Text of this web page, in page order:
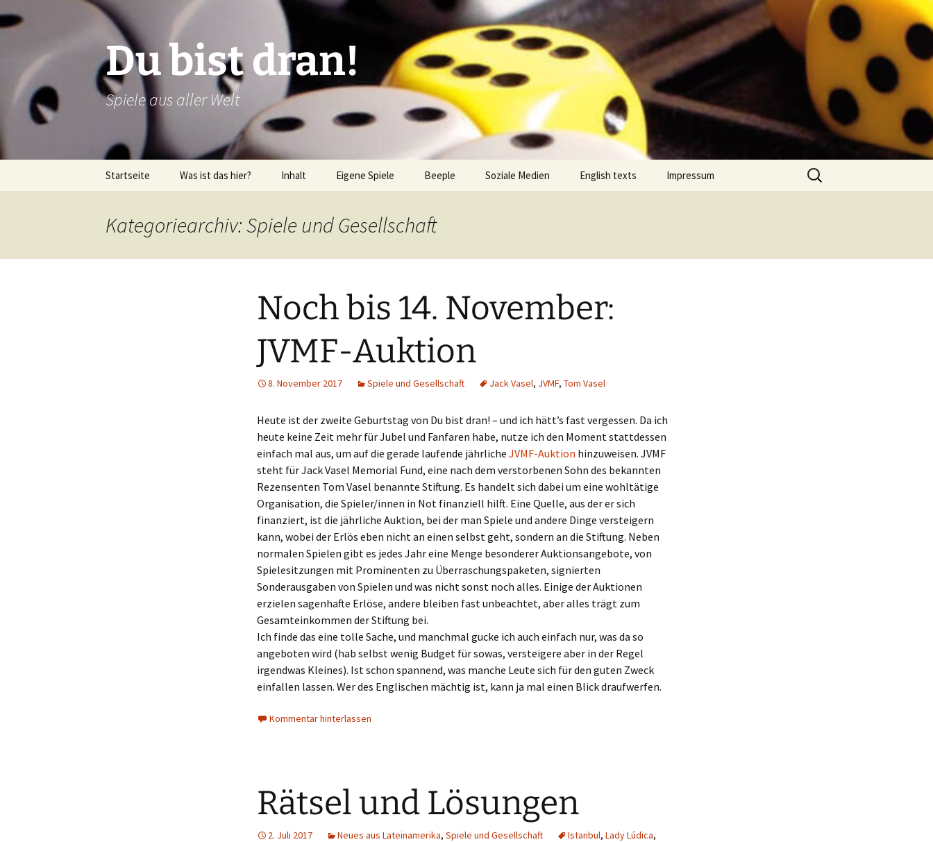
Inhalt
Du bist dran!
Spiele aus aller Welt
Startseite Was ist das hier? Inhalt
Verlagsliste Brasilien
Verlagsliste Costa Rica
Verlagsliste Guatemala
Verlagsliste Kolumbien
Verlagsliste Mexiko
Verlagsliste Peru
Verlagsliste Uruguay
Verlagsliste Venezuela
Eigene Spiele
Pari
Topfrosch
Unmöglich!?/Débrouille-
toi!
Unveröffentlichte Spiele
Beeple Soziale Medien English texts
Textos em Português
Impressum
Suchen
nach:
Kategoriearchiv: Spiele und Gesellschaft
Noch bis 14. November:
JVMF-Auktion
8. November 2017 Spiele und Gesellschaft Jack Vasel, JVMF, Tom Vasel
Heute ist der zweite Geburtstag von Du bist dran! – und ich hätt’s fast vergessen. Da ich
heute keine Zeit mehr für Jubel und Fanfaren habe, nutze ich den Moment stattdessen
einfach mal aus, um auf die gerade laufende jährliche JVMF-Auktion hinzuweisen. JVMF
steht für Jack Vasel Memorial Fund, eine nach dem verstorbenen Sohn des bekannten
Rezensenten Tom Vasel benannte Stiftung. Es handelt sich dabei um eine wohltätige
Organisation, die Spieler/innen in Not finanziell hilft. Eine Quelle, aus der er sich
finanziert, ist die jährliche Auktion, bei der man Spiele und andere Dinge versteigern
kann, wobei der Erlös eben nicht an einen selbst geht, sondern an die Stiftung. Neben
normalen Spielen gibt es jedes Jahr eine Menge besonderer Auktionsangebote, von
Spielesitzungen mit Prominenten zu Überraschungspaketen, signierten
Sonderausgaben von Spielen und was nicht sonst noch alles. Einige der Auktionen
erzielen sagenhafte Erlöse, andere bleiben fast unbeachtet, aber alles trägt zum
Gesamteinkommen der Stiftung bei.
Ich finde das eine tolle Sache, und manchmal gucke ich auch einfach nur, was da so
angeboten wird (hab selbst wenig Budget für sowas, versteigere aber in der Regel
irgendwas Kleines). Ist schon spannend, was manche Leute sich für den guten Zweck
einfallen lassen. Wer des Englischen mächtig ist, kann ja mal einen Blick draufwerfen.
Kommentar hinterlassen
Rätsel und Lösungen
2. Juli 2017 Neues aus Lateinamerika, Spiele und Gesellschaft Istanbul, Lady Lúdica,